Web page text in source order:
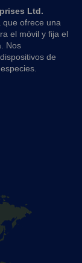
Ltd.
que ofrece una
el móvil y fija el
Nos
de